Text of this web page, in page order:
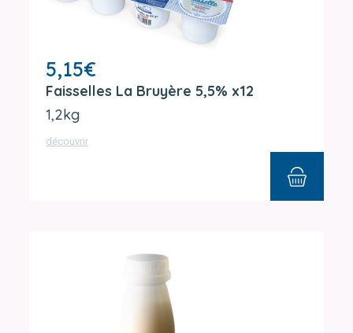
5,15€
Faisselles La Bruyère 5,5% x12
1,2kg
découvrir